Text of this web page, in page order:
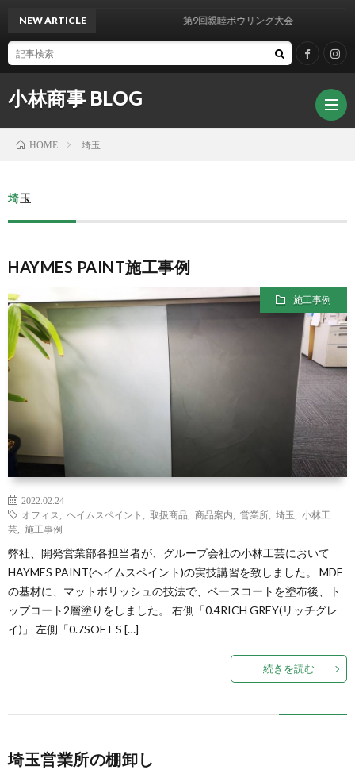
小林商事 BLOG
NEW ARTICLE 第9回親睦ボウリング大会
HOME 埼玉
埼玉
HAYMES PAINT施工事例
施工事例
2022.02.24
オフィス
ヘイムスペイント 取扱商品 商品案内 営業所 埼玉
小林工
芸
施工事例
弊社、開発営業部各担当者が、グループ会社の小林工芸において
HAYMES PAINT(ヘイムスペイント)の実技講習を致しました。 MDF
の基材に、マットポリッシュの技法で、ベースコートを塗布後、ト
ップコート2層塗りをしました。 右側「0.4RICH GREY(リッチグレ
イ)」 左側「0.7SOFT S […]
続きを読む
埼玉営業所の棚卸し